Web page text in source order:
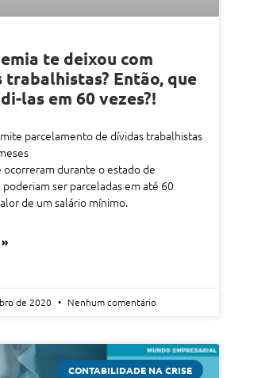
te deixou com
trabalhistas? Então, que
las em 60 vezes?!
parcelamento de dívidas trabalhistas
ocorreram durante o estado de
ser parceladas em até 60
de um salário mínimo.
de 2020 Nenhum comentário
CONTABILIDADE NA CRISE